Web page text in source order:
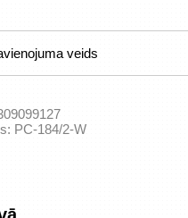
veids
PC-184/2-W